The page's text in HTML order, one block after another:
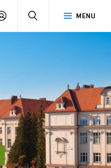
MENU
PŘIHLÁSIT